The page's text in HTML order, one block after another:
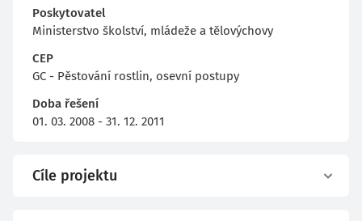
Poskytovatel
Ministerstvo školství, mládeže a tělovýchovy
CEP
GC - Pěstování rostlin, osevní postupy
Doba řešení
01. 03. 2008 - 31. 12. 2011
Cíle projektu